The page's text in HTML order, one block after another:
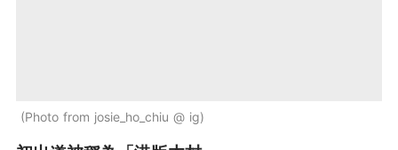
Photo from josie_ho_chiu @ ig